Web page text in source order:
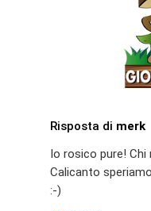
Risposta di merk
Io rosico pure! Chi
Calicanto
:-)